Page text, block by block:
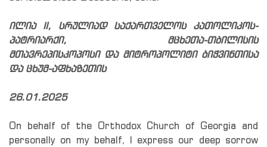
ილია II, სრულიად საქართველოს კათოლიკოს-
პატრიარქი, მცხეთა-თბილისის
მთავრეპისკოპოსი და მიტროპოლიტი ბიჭვინთისა
და ცხუმ-აფხაზეთის
26.01.2025
On behalf of the Orthodox Church of Georgia and
personally on my behalf, I express our deep sorrow